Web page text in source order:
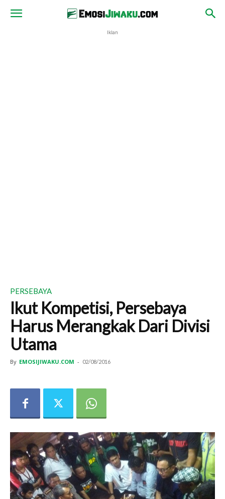
Iklan
PERSEBAYA
Ikut Kompetisi, Persebaya
Harus Merangkak Dari Divisi
Utama
By EMOSIJIWAKU.COM - 02/08/2016